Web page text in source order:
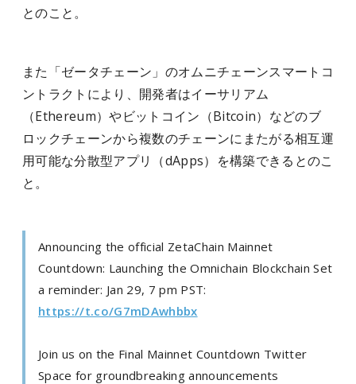
とのこと。
また「ゼータチェーン」のオムニチェーンスマートコ
ントラクトにより、開発者はイーサリアム
（Ethereum）やビットコイン（Bitcoin）などのブ
ロックチェーンから複数のチェーンにまたがる相互運
用可能な分散型アプリ（dApps）を構築できるとのこ
と。
Announcing the official ZetaChain Mainnet
Countdown: Launching the Omnichain Blockchain Set
a reminder: Jan 29, 7 pm PST:
https://t.co/G7mDAwhbbx
Join us on the Final Mainnet Countdown Twitter
Space for groundbreaking announcements